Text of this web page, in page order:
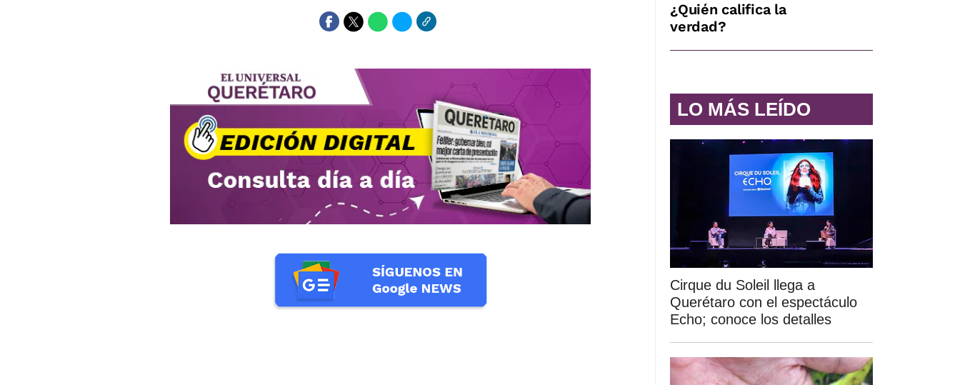
¿Quién califica la
verdad?
LO MÁS LEÍDO
Cirque du Soleil llega a
Querétaro con el espectáculo
Echo; conoce los detalles